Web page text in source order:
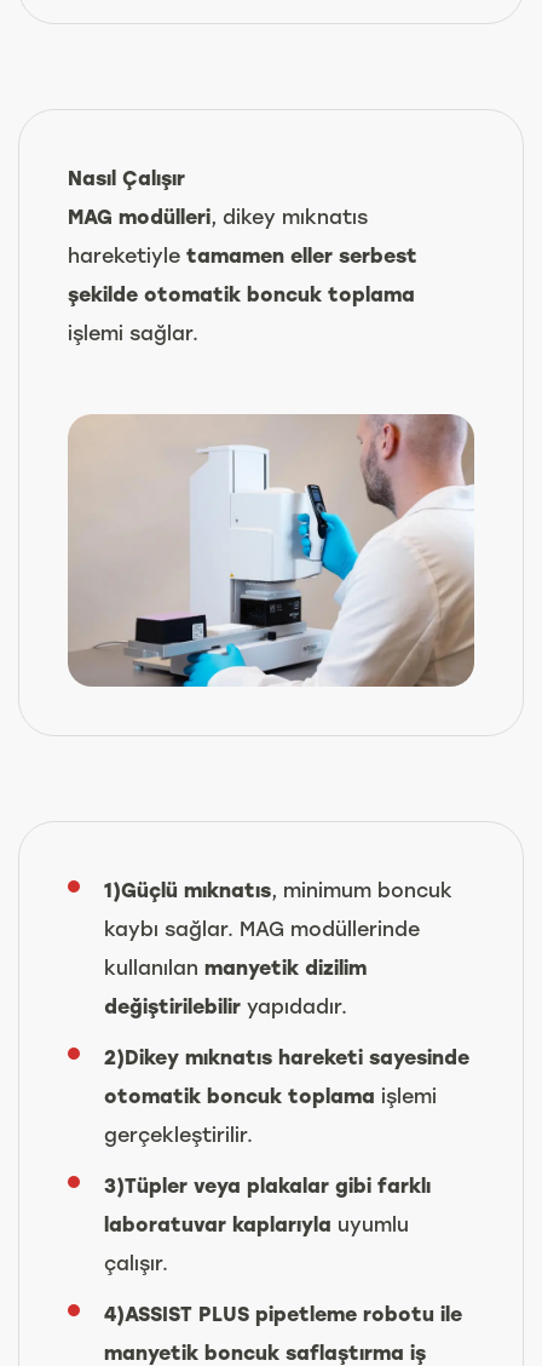
Nasıl Çalışır
MAG modülleri, dikey mıknatıs
hareketiyle tamamen eller serbest
şekilde otomatik boncuk toplama
işlemi sağlar.
1)Güçlü mıknatıs, minimum boncuk
kaybı sağlar. MAG modüllerinde
kullanılan manyetik dizilim
değiştirilebilir yapıdadır.
2)Dikey mıknatıs hareketi sayesinde
otomatik boncuk toplama işlemi
gerçekleştirilir.
3)Tüpler veya plakalar gibi farklı
laboratuvar kaplarıyla uyumlu
çalışır.
4)ASSIST PLUS pipetleme robotu ile
manyetik boncuk saflaştırma iş